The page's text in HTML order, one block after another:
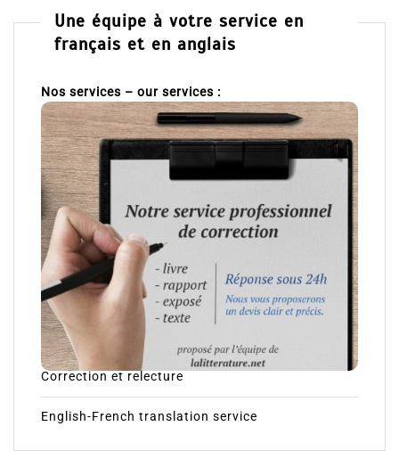
Une équipe à votre service en
français et en anglais
Nos services – our services :
Correction et relecture
English-French translation service